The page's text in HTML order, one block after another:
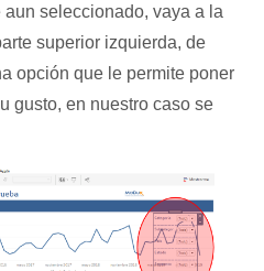
seleccionado, vaya a la
superior izquierda, de
opción que le permite poner
gusto, en nuestro caso se